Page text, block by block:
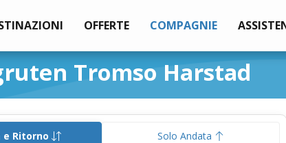
OFFERTE COMPAGNIE
Tromso Harstad
Ritorno Solo Andata